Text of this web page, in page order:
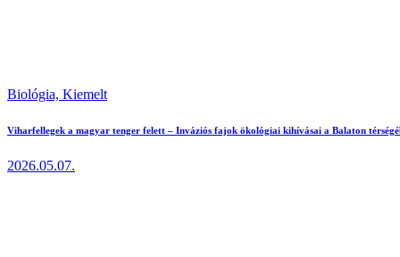
Biológia, Kiemelt
Viharfellegek a magyar tenger felett – Inváziós fajok ökológiai kihívásai a Balaton
2026.05.07.